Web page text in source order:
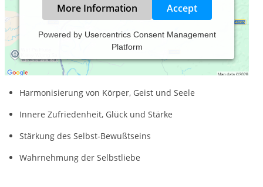
More Information Accept
Powered by Usercentrics Consent Management
Platform
Zielsetzung dieser Sitzung ist das Erkennen und Auflösen
persönlicher Konflikte/ Blockaden.
Harmonisierung von Körper, Geist und Seele
Innere Zufriedenheit, Glück und Stärke
Stärkung des Selbst-Bewußtseins
Wahrnehmung der Selbstliebe